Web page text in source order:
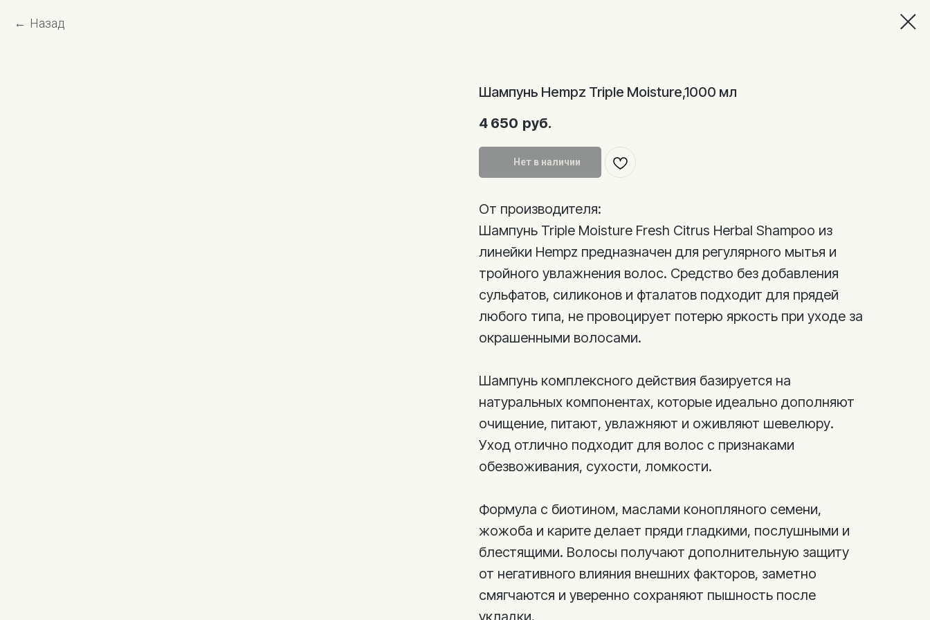
Назад
Шампунь Hempz Triple Moisture,1000 мл
4 650 руб.
Нет в наличии
От производителя:
Шампунь Triple Moisture Fresh Citrus Herbal Shampoo из
линейки Hempz предназначен для регулярного мытья и
тройного увлажнения волос. Средство без добавления
сульфатов, силиконов и фталатов подходит для прядей
любого типа, не провоцирует потерю яркость при уходе за
окрашенными волосами.
Шампунь комплексного действия базируется на
натуральных компонентах, которые идеально дополняют
очищение, питают, увлажняют и оживляют шевелюру.
Уход отлично подходит для волос с признаками
обезвоживания, сухости, ломкости.
Формула с биотином, маслами конопляного семени,
жожоба и карите делает пряди гладкими, послушными и
блестящими. Волосы получают дополнительную защиту
от негативного влияния внешних факторов, заметно
смягчаются и уверенно сохраняют пышность после
укладки.